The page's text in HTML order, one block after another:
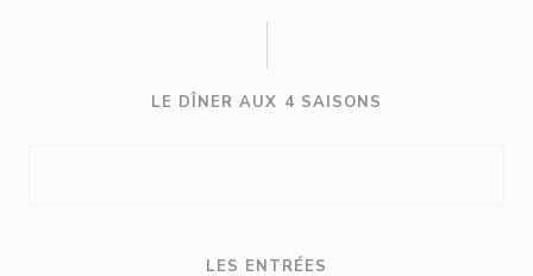
LE DÎNER AUX 4 SAISONS
LES ENTRÉES